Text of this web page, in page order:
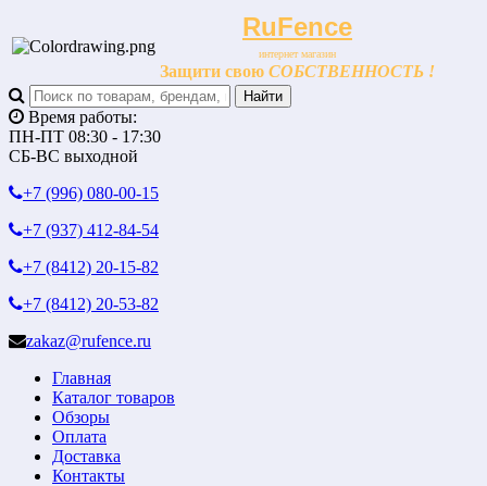
RuFence
интернет магазин
Защити свою СОБСТВЕННОСТЬ !
Время работы:
ПН-ПТ 08:30 - 17:30
СБ-ВС выходной
+7 (996) 080-00-15
+7 (937) 412-84-54
+7 (8412) 20-15-82
+7 (8412) 20-53-82
zakaz@rufence.ru
Главная
Каталог товаров
Обзоры
Оплата
Доставка
Контакты